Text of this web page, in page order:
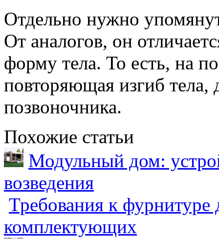
Отдельно нужно
От аналогов, он
форму тела. То есть, на
повторяющая изгиб тела,
позвоночника.
Похожие статьи
Модульный дом:
возведения
Требования к фурнитуре
комплектующих